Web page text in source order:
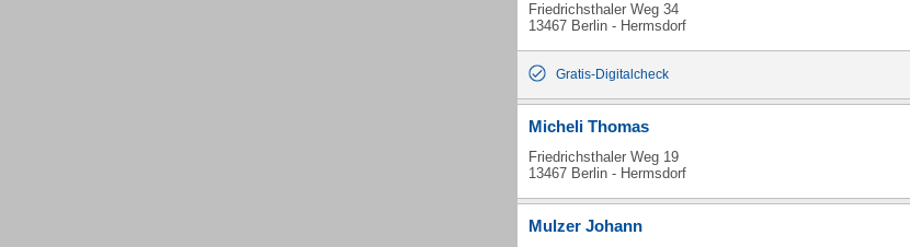
Friedrichsthaler Weg 34
13467 Berlin - Hermsdorf
Gratis-Digitalcheck
Micheli Thomas
Friedrichsthaler Weg 19
13467 Berlin - Hermsdorf
Mulzer Johann